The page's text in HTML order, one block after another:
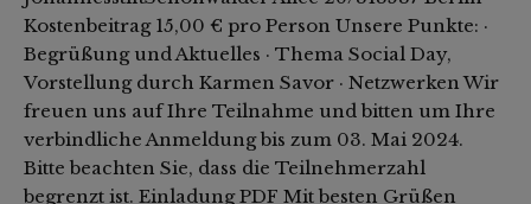
Kostenbeitrag 15,00 € pro Person Unsere Punkte: ·
Begrüßung und Aktuelles · Thema Social Day,
Vorstellung durch Karmen Savor · Netzwerken Wir
freuen uns auf Ihre Teilnahme und bitten um Ihre
verbindliche Anmeldung bis zum 03. Mai 2024.
Bitte beachten Sie, dass die Teilnehmerzahl
begrenzt ist. Einladung PDF Mit besten Grüßen